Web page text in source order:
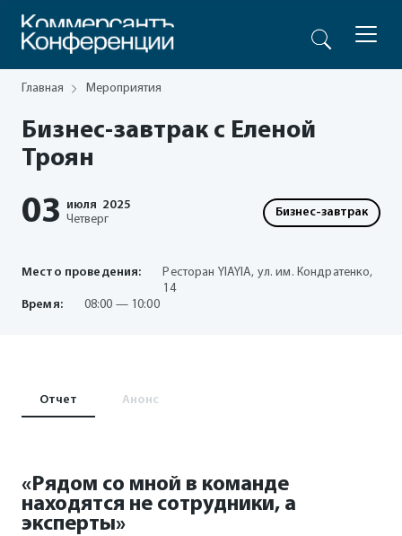
Главная Мероприятия
Бизнес-завтрак с Еленой
Троян
03 июля 2025
Четверг
Бизнес-завтрак
Место проведения:
Ресторан YIAYIA, ул. им. Кондратенко,
14
Время:
08:00 — 10:00
Отчет Анонс
«Рядом со мной в команде
находятся не сотрудники, а
эксперты»
«Коммерсантъ — Кубань–
Черноморье»